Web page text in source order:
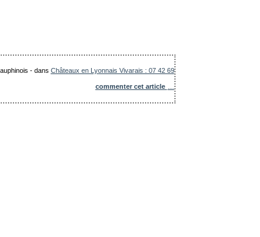
-dans Châteaux en Lyonnais Vivarais : 07 42 69
commenter cet article